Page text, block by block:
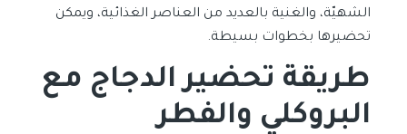
الشهيّة، والغنية بالعديد من العناصر الغذائية، ويمكن
تحضيرها بخطوات بسيطة.
طريقة تحضير الدجاج مع
البروكلي والفطر